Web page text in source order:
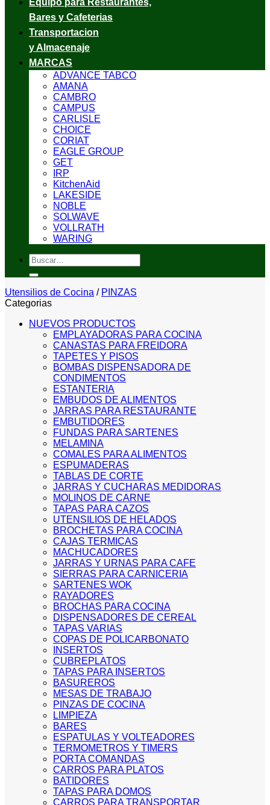
Equipo para Restaurantes,
Bares y Cafeterias
Transportacion
y Almacenaje
MARCAS
ADVANCE TABCO
AMANA
CAMBRO
CAMPUS
CARLISLE
CHOICE
CORIAT
EAGLE GROUP
GET
IRP
KitchenAid
LAKESIDE
NOBLE
SOLWAVE
VOLLRATH
WARING
Buscar
por:
Utensilios de Cocina / PINZAS
Categorias
NUEVOS PRODUCTOS
EMPLAYADORAS PARA COCINA
CANASTAS PARA FREIDORA
TAPETES Y PISOS
BOMBAS DISPENSADORA DE
CONDIMENTOS
ESTANTERIA
EMBUDOS DE ALIMENTOS
JARRAS PARA RESTAURANTE
EMBUTIDORES
FUNDAS PARA SARTENES
MELAMINA
COMALES PARA ALIMENTOS
ESPUMADERAS
TABLAS DE CORTE
JARRAS Y CUCHARAS MEDIDORAS
MOLINOS DE CARNE
TAPAS PARA CAZOS
UTENSILIOS DE HELADOS
BROCHETAS PARA COCINA
CAJAS TERMICAS
MACHUCADORES
JARRAS Y URNAS PARA CAFE
SIERRAS PARA CARNICERIA
SARTENES WOK
RAYADORES
BROCHAS PARA COCINA
DISPENSADORES DE CEREAL
TAPAS VARIAS
COPAS DE POLICARBONATO
INSERTOS
CUBREPLATOS
TAPAS PARA INSERTOS
BASUREROS
MESAS DE TRABAJO
PINZAS DE COCINA
LIMPIEZA
BARES
ESPATULAS Y VOLTEADORES
TERMOMETROS Y TIMERS
PORTA COMANDAS
CARROS PARA PLATOS
BATIDORES
TAPAS PARA DOMOS
CARROS PARA TRANSPORTAR